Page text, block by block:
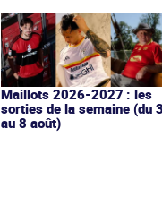
Maillots 2026-2027 : les
sorties de la semaine (du 3
au 8 août)